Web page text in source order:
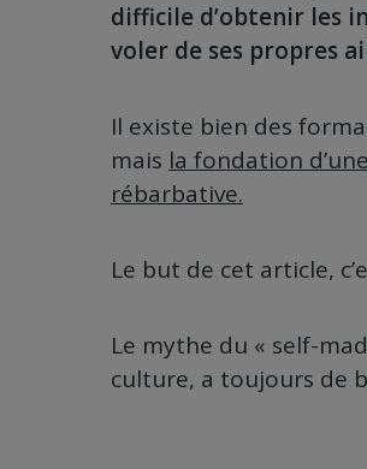
difficile d’obtenir les
voler de ses propres
Il existe bien des
mais la fondation
rébarbative.
Le but de cet article,
Le mythe du « self-
culture, a toujours de